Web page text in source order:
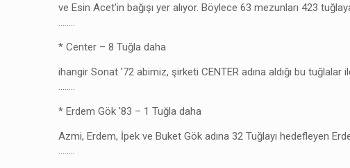
ve Esin Acet'in bağışı yer alıyor. Böylece 63 mezunları 423
……..
* Center – 8 Tuğla daha
ihangir Sonat '72 abimiz, şirketi CENTER adına aldığı bu tuğlalar
……..
* Erdem Gök '83 – 1 Tuğla daha
Azmi, Erdem, İpek ve Buket Gök adına 32 Tuğlayı hedefleyen
……..